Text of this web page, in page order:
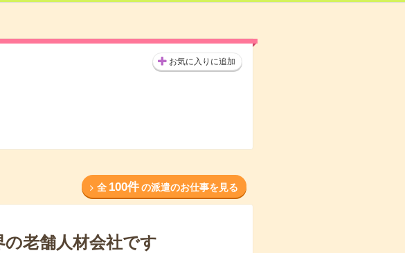
お気に入りに追加
全 100件 の派遣のお仕事を見る
老舗人材会社です